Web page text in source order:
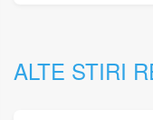
ALTE STIRI